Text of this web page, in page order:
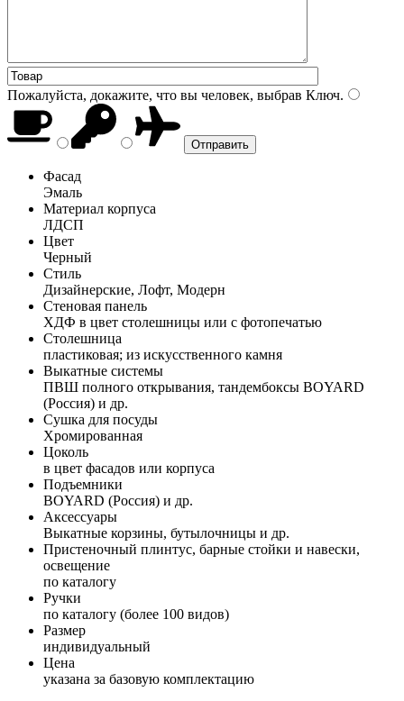
Пожалуйста, докажите, что вы человек, выбрав Ключ.
Фасад
Эмаль
Материал корпуса
ЛДСП
Цвет
Черный
Стиль
Дизайнерские, Лофт, Модерн
Стеновая панель
ХДФ в цвет столешницы или с фотопечатью
Столешница
пластиковая; из искусственного камня
Выкатные системы
ПВШ полного открывания, тандембоксы BOYARD
(Россия) и др.
Сушка для посуды
Хромированная
Цоколь
в цвет фасадов или корпуса
Подъемники
BOYARD (Россия) и др.
Аксессуары
Выкатные корзины, бутылочницы и др.
Пристеночный плинтус, барные стойки и навески,
освещение
по каталогу
Ручки
по каталогу (более 100 видов)
Размер
индивидуальный
Цена
указана за базовую комплектацию